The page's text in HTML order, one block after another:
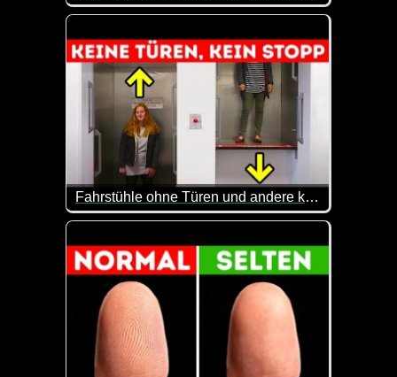
Das sind doch mal wieder sehr interessante Infos.
Fahrstühle ohne Türen und andere kuriose Erfindungen, die es heute noch gibt
Der Paternoster ist einerseits spannend,